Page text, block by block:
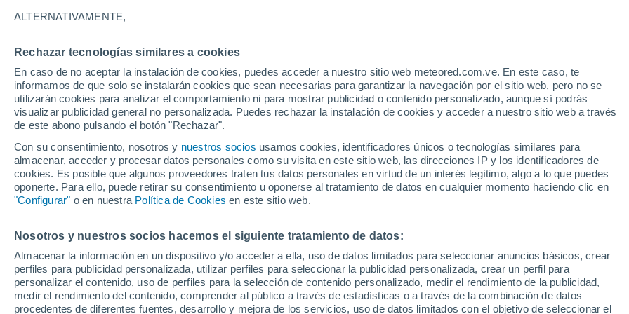
ALTERNATIVAMENTE,
Rechazar tecnologías similares a cookies
En caso de no aceptar la instalación de cookies, puedes acceder a nuestro sitio web meteored.com.ve. En este caso, te
informamos de que solo se instalarán cookies que sean necesarias para garantizar la navegación por el sitio web, pero no se
utilizarán cookies para analizar el comportamiento ni para mostrar publicidad o contenido personalizado, aunque sí podrás
visualizar publicidad general no personalizada. Puedes rechazar la instalación de cookies y acceder a nuestro sitio web a través
de este abono pulsando el botón "Rechazar".
Con su consentimiento, nosotros y nuestros socios usamos cookies, identificadores únicos o tecnologías similares para
almacenar, acceder y procesar datos personales como su visita en este sitio web, las direcciones IP y los identificadores de
cookies. Es posible que algunos proveedores traten tus datos personales en virtud de un interés legítimo, algo a lo que puedes
oponerte. Para ello, puede retirar su consentimiento u oponerse al tratamiento de datos en cualquier momento haciendo clic en
"Configurar" o en nuestra Política de Cookies en este sitio web.
Nosotros y nuestros socios hacemos el siguiente tratamiento de datos:
Almacenar la información en un dispositivo y/o acceder a ella, uso de datos limitados para seleccionar anuncios básicos, crear
perfiles para publicidad personalizada, utilizar perfiles para seleccionar la publicidad personalizada, crear un perfil para
personalizar el contenido, uso de perfiles para la selección de contenido personalizado, medir el rendimiento de la publicidad,
medir el rendimiento del contenido, comprender al público a través de estadísticas o a través de la combinación de datos
procedentes de diferentes fuentes, desarrollo y mejora de los servicios, uso de datos limitados con el objetivo de seleccionar el
1°
Sensación de 2°
Iluminada:13%
Tiempo 1 - 7 días Mapa de nubosidad
Hoy
9 Ago
12° / -2°
Mañana
10 Ago
11° 3°
Martes
11 Ago
11° / 4°
Miércoles
80%
1.1 mm
14° / 3°
Jueves
90%
13 mm
18° / 7°
Viernes
90%
7.9 mm
17° / 7°
Sábado
90%
9.7 mm
15° / 7°